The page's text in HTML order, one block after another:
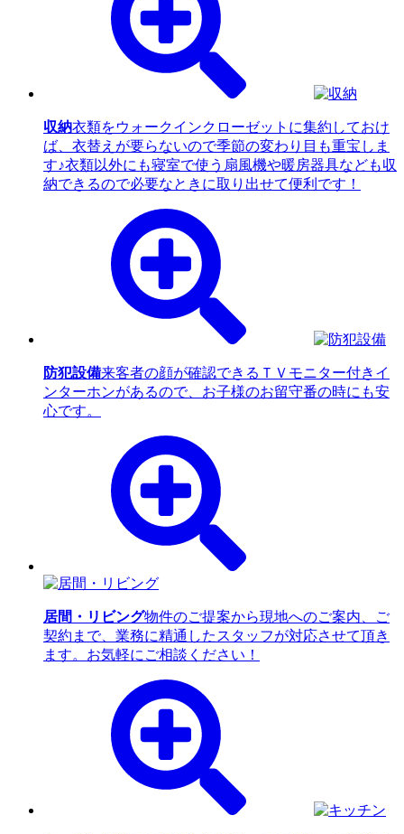
収納衣類をウォークインクローゼットに集約しておけ
ば、衣替えが要らないので季節の変わり目も重宝しま
す♪衣類以外にも寝室で使う扇風機や暖房器具なども収
納できるので必要なときに取り出せて便利です！
防犯設備来客者の顔が確認できるＴＶモニター付きイ
ンターホンがあるので、お子様のお留守番の時にも安
心です。
居間・リビング物件のご提案から現地へのご案内、ご
契約まで、業務に精通したスタッフが対応させて頂き
ます。お気軽にご相談ください！